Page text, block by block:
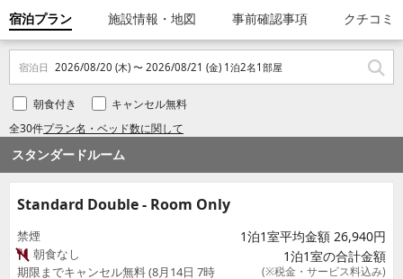
す。
宿泊プラン 施設情報・地図 事前確認事項 クチコミ
宿泊日 2026/08/20 (木) 〜 2026/08/21 (金) 1泊2名1部屋
全30件プラン名・ベッド数に関して
朝食付き キャンセル無料
スタンダードルーム
Standard Double - Room Only
禁煙
朝食なし
期限までキャンセル無料 (8月14日 7時
1泊1室平均金額 26,940円
1泊1室の合計金額
(※税金・サービス料込み)